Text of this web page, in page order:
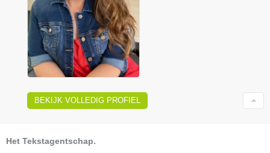
BEKIJK VOLLEDIG PROFIEL
Het Tekstagentschap.